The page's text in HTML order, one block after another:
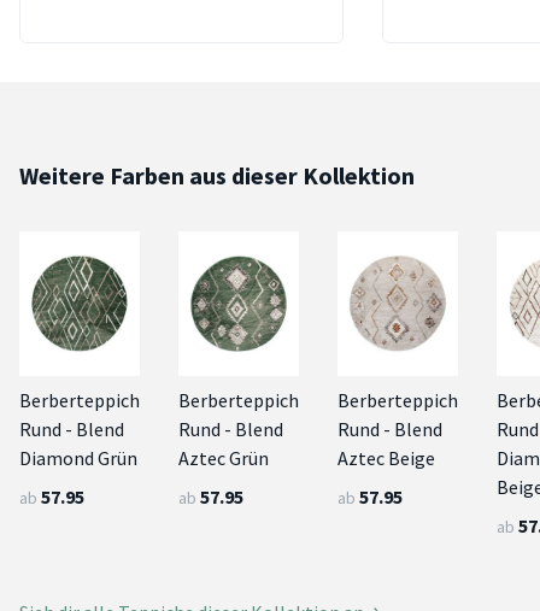
Weitere Farben aus dieser Kollektion
Berberteppich
Rund - Blend
Diamond Grün
ab 57.95
Berberteppich
Rund - Blend
Aztec Grün
ab 57.95
Berberteppich
Rund - Blend
Aztec Beige
ab 57.95
ab